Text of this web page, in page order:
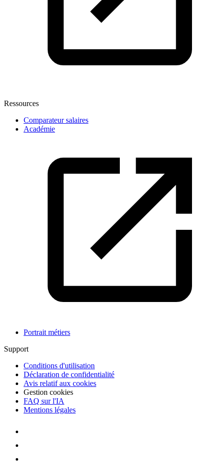
Ressources
Comparateur salaires
Académie
Portrait métiers
Support
Conditions d'utilisation
Déclaration de confidentialité
Avis relatif aux cookies
Gestion cookies
FAQ sur l'IA
Mentions légales